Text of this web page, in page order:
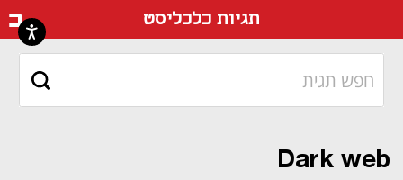
תגיות כלכליסט
Dark web